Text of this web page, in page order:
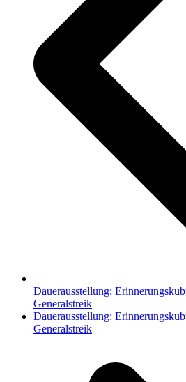
Dauerausstellung:
Generalstreik
Nächster
Beitrag:
Dauerausstellung:
Generalstreik